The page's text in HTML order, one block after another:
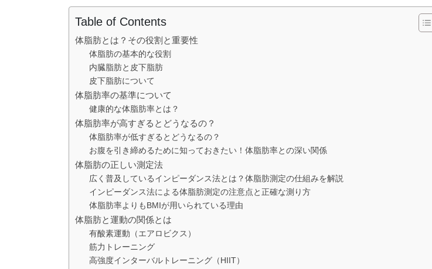
Table of Contents
体脂肪とは？その役割と重要性
体脂肪の基本的な役割
内臓脂肪と皮下脂肪
皮下脂肪について
体脂肪率の基準について
健康的な体脂肪率とは？
体脂肪率が高すぎるとどうなるの？
体脂肪率が低すぎるとどうなるの？
お腹を引き締めるために知っておきたい！体脂肪率との深い関係
体脂肪の正しい測定法
広く普及しているインピーダンス法とは？体脂肪測定の仕組みを解説
インピーダンス法による体脂肪測定の注意点と正確な測り方
体脂肪率よりもBMIが用いられている理由
体脂肪と運動の関係とは
有酸素運動（エアロビクス）
筋力トレーニング
高強度インターバルトレーニング（HIIT）